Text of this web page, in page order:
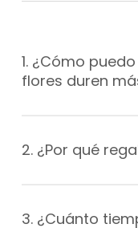
1. ¿Cómo
flores duren
solar directa y las
florero cada dos
2. ¿Por qué
afecto, amor o
3. ¿Cuánto